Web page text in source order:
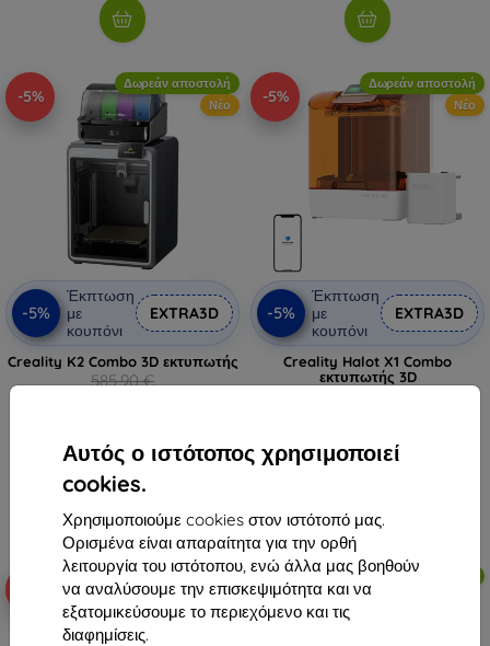
Αυτός ο ιστότοπος χρησιμοποιεί
cookies.
Χρησιμοποιούμε cookies στον ιστότοπό μας.
Ορισμένα είναι απαραίτητα για την ορθή
λειτουργία του ιστότοπου, ενώ άλλα μας βοηθούν
να αναλύσουμε την επισκεψιμότητα και να
εξατομικεύσουμε το περιεχόμενο και τις
διαφημίσεις.
-5%
Δωρεάν αποστολή
Νέο
-5%
Έκπτωση
με
κουπόνι
EXTRA3D
Creality K2 Combo 3D εκτυπωτής
585,90 €
-5%
Δωρεάν αποστολή
Νέο
-5%
Έκπτωση
με
κουπόνι
EXTRA3D
Creality Halot X1 Combo
εκτυπωτής 3D
Διαθέσιμο > 5 τεμ
Νέο
-5%
Δωρεάν αποστολή